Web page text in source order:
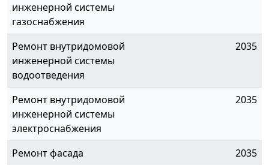
инженерной системы
газоснабжения
Ремонт внутридомовой
инженерной системы
водоотведения
2035
Ремонт внутридомовой
инженерной системы
электроснабжения
2035
Ремонт фасада
2035